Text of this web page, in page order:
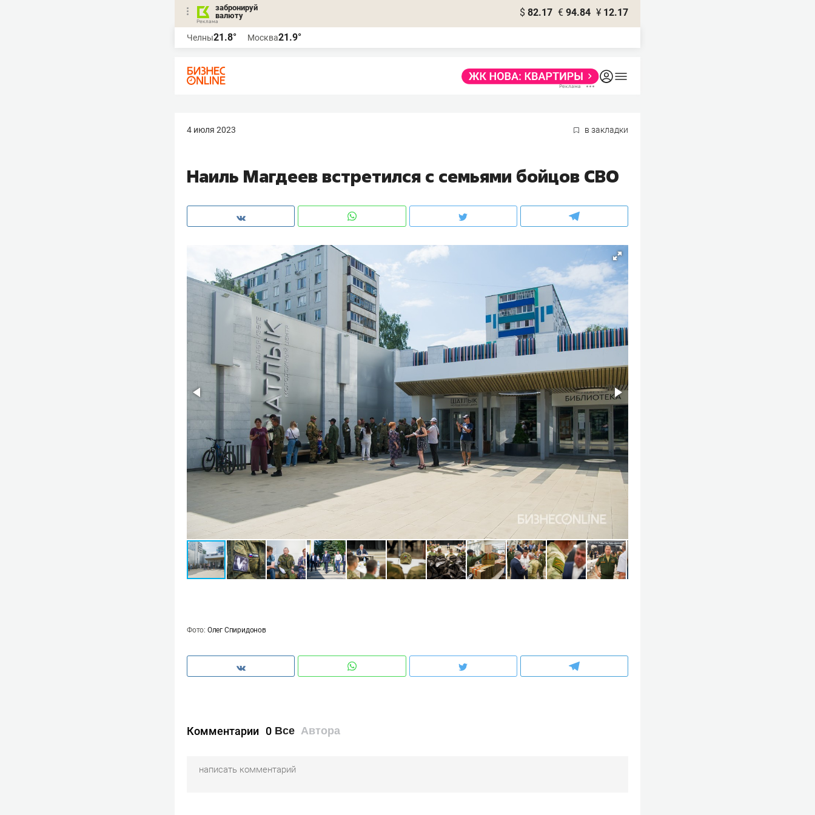
забронируй
валюту
$ 82.17 € 94.84 ¥ 12.17
Челны21.8° Москва21.9°
4 июля 2023 в закладки
Наиль Магдеев встретился с семьями бойцов СВО
Фото: Олег Спиридонов
Комментарии 0 Все Автора